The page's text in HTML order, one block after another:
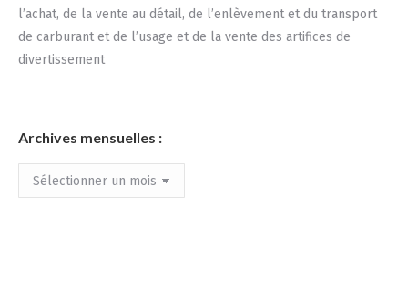
l’achat, de la vente au détail, de l’enlèvement et du transport
de carburant et de l’usage et de la vente des artifices de
divertissement
Archives mensuelles :
Archives
mensuelles